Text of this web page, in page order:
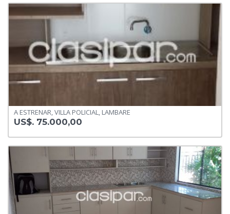
A ESTRENAR, VILLA POLICIAL, LAMBARE
US$. 75.000,00